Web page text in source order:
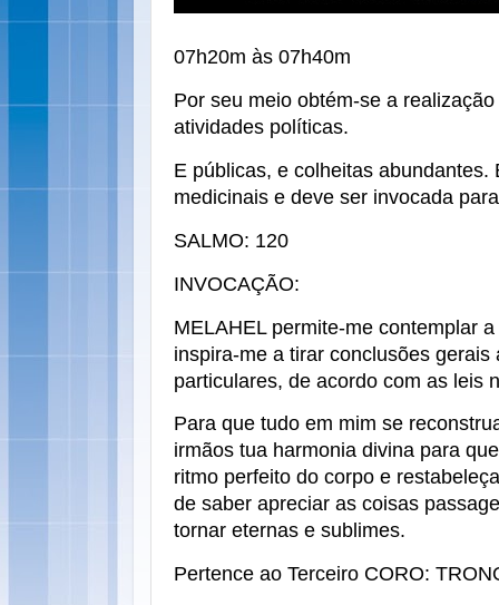
07h20m às 07h40m
Por seu meio obtém-se a
atividades políticas.
E públicas, e colheitas
medicinais e deve ser invocada
SALMO: 120
INVOCAÇÃO:
MELAHEL permite-me contemplar
inspira-me a tirar conclusões
particulares, de acordo com as leis
Para que tudo em mim se
irmãos tua harmonia divina para
ritmo perfeito do corpo e
de saber apreciar as coisas
tornar eternas e sublimes.
Pertence ao Terceiro CORO: